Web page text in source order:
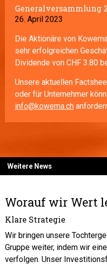
Generalversammlung
26. April 2023
Die Aktionäre von
sehr erfolgreichen
Dividende von CHF 3.80
Unsere aktuellen
oder für Unternehmer
info@kowema.ch
Weitere News
Worauf wir Wert
Klare Strategie
Wir bringen unsere
Gruppe weiter, indem wir
verfolgen. Unser